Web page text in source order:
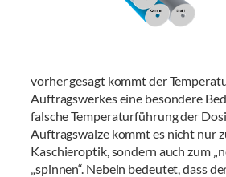
vorher gesagt kommt der
Auftragswerkes eine besondere
falsche Temperaturführung der
Auftragswalze kommt es nicht nur
Kaschieroptik, sondern auch zum
„spinnen“. Nebeln bedeutet, dass